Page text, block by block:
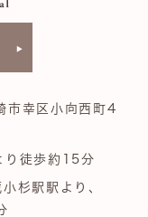
幸区小向西町4
り徒歩約15分
杉駅駅より、